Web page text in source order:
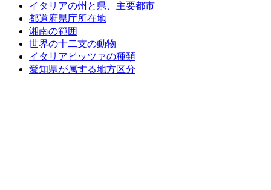
イタリアの州と県、主要都市
都道府県庁所在地
湘南の範囲
世界の十二支の動物
イタリアピッツァの種類
愛知県が属する地方区分